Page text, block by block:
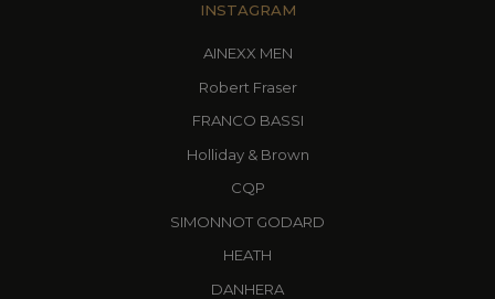
INSTAGRAM
AINEXX MEN
Robert Fraser
FRANCO BASSI
Holliday & Brown
CQP
SIMONNOT GODARD
HEATH
DANHERA